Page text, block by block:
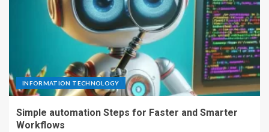
INFORMATION TECHNOLOGY
Simple automation Steps for Faster and Smarter
Workflows